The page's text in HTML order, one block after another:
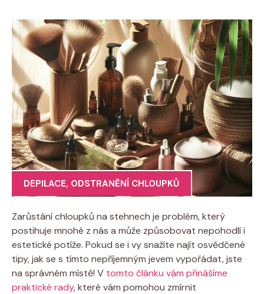
DEPILACE, ODSTRANĚNÍ CHLOUPKŮ
Zarůstání chloupků na stehnech je problém, který
postihuje mnohé z nás a může způsobovat nepohodlí i
estetické potíže. Pokud se i vy snažíte najít osvědčené
tipy, jak se s tímto nepříjemným jevem vypořádat, jste
na správném místě! V tomto článku vám přinášíme
praktické rady, které vám pomohou zmírnit